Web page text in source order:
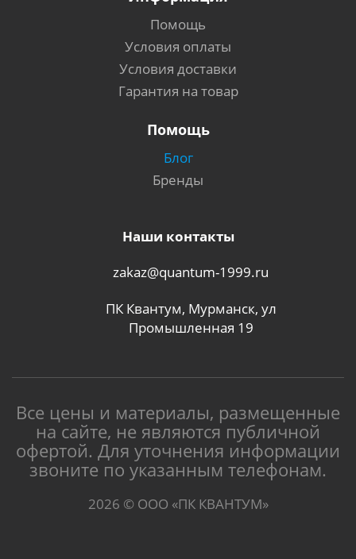
Помощь
Условия оплаты
Условия доставки
Гарантия на товар
Помощь
Блог
Бренды
Наши контакты
zakaz@quantum-1999.ru
ПК Квантум, Мурманск, ул
Промышленная 19
Все цены и материалы, размещенные
на сайте, не являются публичной
офертой. Для уточнения информации
звоните по указанным телефонам.
2026 © ООО «ПК КВАНТУМ»